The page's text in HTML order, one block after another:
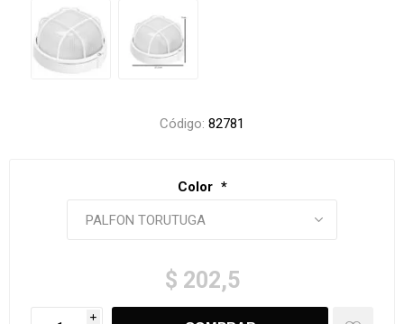
Código: 82781
Color *
$ 202,5
i